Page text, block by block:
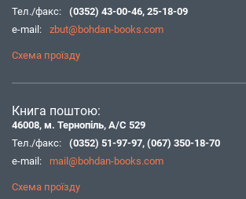
Тел./факс:
(0352) 43-00-46, 25-18-09
e-mail:
zbut@bohdan-books.com
Схема проїзду
Книга поштою:
46008, м. Тернопіль, А/С 529
Тел./факс:
(0352) 51-97-97, (067) 350-18-70
e-mail:
mail@bohdan-books.com
Схема проїзду